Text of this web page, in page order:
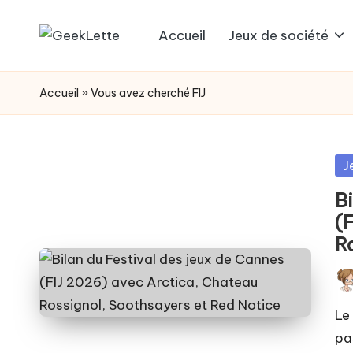
content
G
e
e
t
t
e
sur
Accueil Jeux de société
Accueil » Vous avez cherché FIJ
by